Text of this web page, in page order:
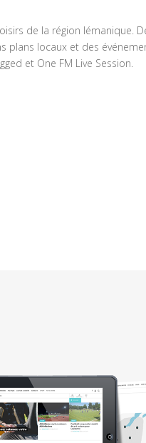
de la région lémanique.
plans locaux et des
et One FM Live Session.